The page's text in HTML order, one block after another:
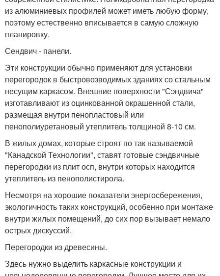
из алюминиевых профилей может иметь любую форму,
поэтому естественно вписывается в самую сложную
планировку.
Сендвич - панели.
Эти конструкции обычно применяют для установки
перегородок в быстровозводимых зданиях со стальным
несущим каркасом. Внешние поверхности "Сэндвича"
изготавливают из оцинкованной окрашенной стали,
размещая внутри пенопластовый или
пенополиуретановый утеплитель толщиной 8-10 см.
В жилых домах, которые строят по так называемой
"Канадской Технологии", ставят готовые сэндвичные
перегородки из плит осп, внутри которых находится
утеплитель из пенополистирола.
Несмотря на хорошие показатели энергосбережения,
экологичность таких конструкций, особенно при монтаже
внутри жилых помещений, до сих пор вызывает немало
острых дискуссий.
Перегородки из древесины.
Здесь нужно выделить каркасные конструкции и